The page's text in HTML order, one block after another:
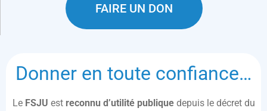
FAIRE UN DON
Donner en toute confiance…
Le FSJU est reconnu d’utilité publique depuis le décret du